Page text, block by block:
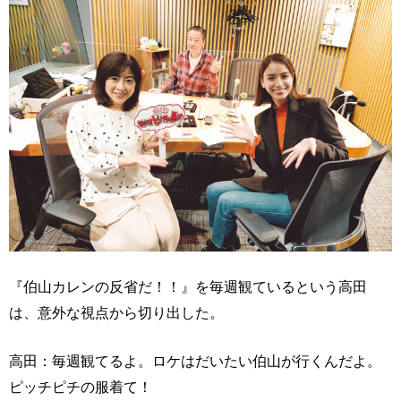
『伯山カレンの反省だ！！』を毎週観ているという高田
は、意外な視点から切り出した。
高田：毎週観てるよ。ロケはだいたい伯山が行くんだよ。
ピッチピチの服着て！